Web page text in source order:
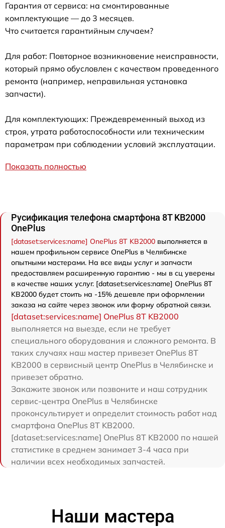
Гарантия от сервиса: на смонтированные
комплектующие — до 3 месяцев.
Что считается гарантийным случаем?
Для работ: Повторное возникновение неисправности,
который прямо обусловлен с качеством проведенного
ремонта (например, неправильная установка
запчасти).
Для комплектующих: Преждевременный выход из
строя, утрата работоспособности или техническим
параметрам при соблюдении условий эксплуатации.
Показать полностью
Русификация телефона смартфона 8T KB2000
OnePlus
[dataset:services:name] OnePlus 8T KB2000 выполняется в
нашем профильном сервисе OnePlus в Челябинске
опытными мастерами. На все виды услуг и запчасти
предоставляем расширенную гарантию - мы в сц уверены
в качестве наших услуг. [dataset:services:name] OnePlus 8T
KB2000 будет стоить на -15% дешевле при оформлении
заказа на сайте через звонок или форму обратной связи.
[dataset:services:name] OnePlus 8T KB2000
выполняется на выезде, если не требует
специального оборудования и сложного ремонта. В
таких случаях наш мастер привезет OnePlus 8T
KB2000 в сервисный центр OnePlus в Челябинске и
привезет обратно.
Закажите звонок или позвоните и наш сотрудник
сервис-центра OnePlus в Челябинске
проконсультирует и определит стоимость работ над
смартфона OnePlus 8T KB2000.
[dataset:services:name] OnePlus 8T KB2000 по нашей
статистике в среднем занимает 3-4 часа при
наличии всех необходимых запчастей.
Наши мастера